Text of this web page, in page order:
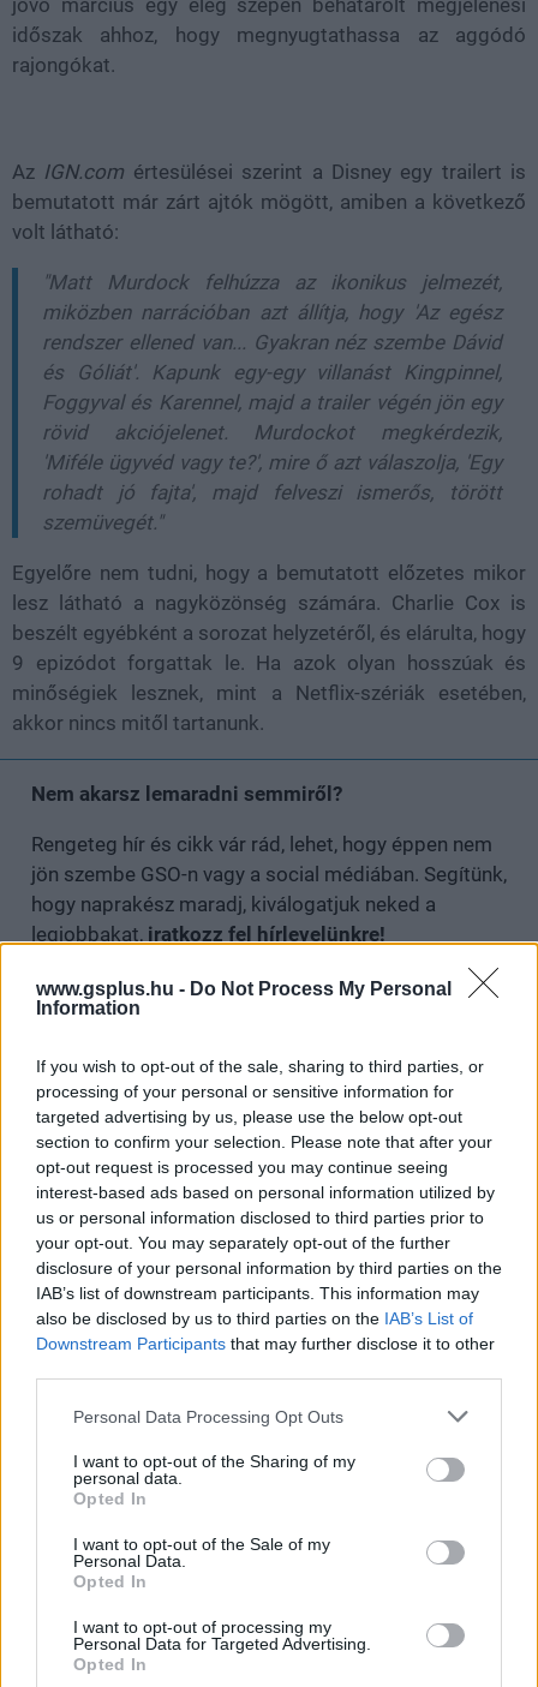
www.gsplus.hu - Do Not Process My Personal
Information
If you wish to opt-out of the sale, sharing to third parties, or
processing of your personal or sensitive information for
targeted advertising by us, please use the below opt-out
section to confirm your selection. Please note that after your
opt-out request is processed you may continue seeing
interest-based ads based on personal information utilized by
us or personal information disclosed to third parties prior to
your opt-out. You may separately opt-out of the further
disclosure of your personal information by third parties on the
IAB’s list of downstream participants. This information may
also be disclosed by us to third parties on the IAB’s List of
Downstream Participants that may further disclose it to other
Please note that this website/app uses one or more Google
not limited to your visit or usage behaviour. You may click to
grant or deny consent to Google and its third-party tags to
use your data for below specified purposes in below Google
consent section.
Personal Data Processing Opt Outs
I want to opt-out of the Sharing of my
personal data.
Opted In
I want to opt-out of the Sale of my
Personal Data.
Opted In
I want to opt-out of processing my
Personal Data for Targeted Advertising.
Opted In
jövő március egy elég szépen behatárolt megjelenési
időszak ahhoz, hogy megnyugtathassa az aggódó
rajongókat.
Az IGN.com értesülései szerint a Disney egy trailert is
bemutatott már zárt ajtók mögött, amiben a következő
volt látható:
"Matt Murdock felhúzza az ikonikus jelmezét,
miközben narrációban azt állítja, hogy 'Az egész
rendszer ellened van... Gyakran néz szembe Dávid
és Góliát'. Kapunk egy-egy villanást Kingpinnel,
Foggyval és Karennel, majd a trailer végén jön egy
rövid akciójelenet. Murdockot megkérdezik,
'Miféle ügyvéd vagy te?', mire ő azt válaszolja, 'Egy
rohadt jó fajta', majd felveszi ismerős, törött
szemüvegét."
Egyelőre nem tudni, hogy a bemutatott előzetes mikor
lesz látható a nagyközönség számára. Charlie Cox is
beszélt egyébként a sorozat helyzetéről, és elárulta, hogy
9 epizódot forgattak le. Ha azok olyan hosszúak és
minőségiek lesznek, mint a Netflix-szériák esetében,
akkor nincs mitől tartanunk.
Nem akarsz lemaradni semmiről?
Rengeteg hír és cikk vár rád, lehet, hogy éppen nem
jön szembe GSO-n vagy a social médiában. Segítünk,
hogy naprakész maradj, kiválogatjuk neked a
legjobbakat, iratkozz fel hírlevelünkre!
megismertem és azt elfogadom.
Feliratkozom
SMASH by Meló-Diák: Homok, zene és a nyár legjobb
hangulata – Jön a második forduló! (X)
Július végén folytatódik a balatoni strandröplabda-
sorozat.